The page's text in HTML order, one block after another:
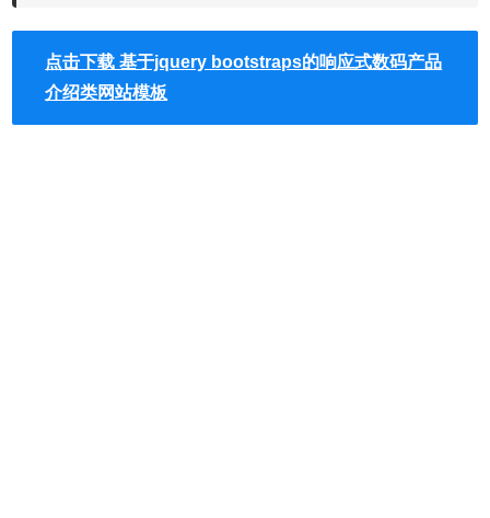
点击下载 基于jquery bootstraps的响应式数码产品
介绍类网站模板